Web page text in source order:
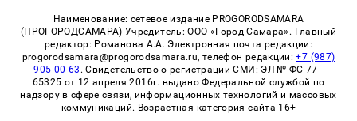
Наименование: сетевое издание PROGORODSAMARA
(ПРОГОРОДСАМАРА) Учредитель: ООО «Город Самара». Главный
редактор: Романова А.А. Электронная почта редакции:
progorodsamara@progorodsamara.ru, телефон редакции:+7 (987)
905-00-63 . Свидетельство о регистрации СМИ: ЭЛ № ФС 77 -
65325 от 12 апреля 2016г. выдано Федеральной службой по
надзору в сфере связи, информационных технологий и массовых
коммуникаций. Возрастная категория сайта 16+